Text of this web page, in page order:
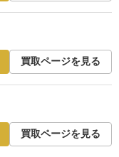
買取ページを見る
買取ページを見る